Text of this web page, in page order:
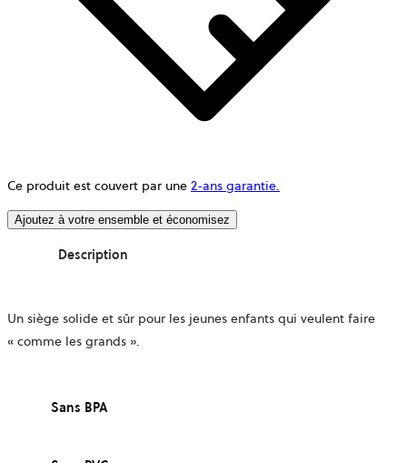
Ce produit est couvert par une 2-ans garantie.
Ajoutez à votre ensemble et économisez
Description
Un siège solide et sûr pour les jeunes enfants qui veulent faire
« comme les grands ».
Sans BPA